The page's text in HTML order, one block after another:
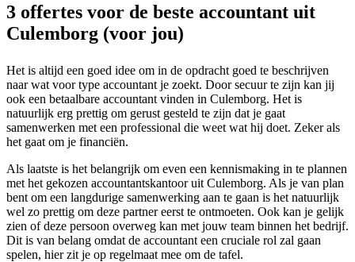
3 offertes voor de beste accountant uit
Culemborg (voor jou)
Het is altijd een goed idee om in de opdracht goed te beschrijven
naar wat voor type accountant je zoekt. Door secuur te zijn kan jij
ook een betaalbare accountant vinden in Culemborg. Het is
natuurlijk erg prettig om gerust gesteld te zijn dat je gaat
samenwerken met een professional die weet wat hij doet. Zeker als
het gaat om je financiën.
Als laatste is het belangrijk om even een kennismaking in te plannen
met het gekozen accountantskantoor uit Culemborg. Als je van plan
bent om een langdurige samenwerking aan te gaan is het natuurlijk
wel zo prettig om deze partner eerst te ontmoeten. Ook kan je gelijk
zien of deze persoon overweg kan met jouw team binnen het bedrijf.
Dit is van belang omdat de accountant een cruciale rol zal gaan
spelen, hier zit je op regelmaat mee om de tafel.